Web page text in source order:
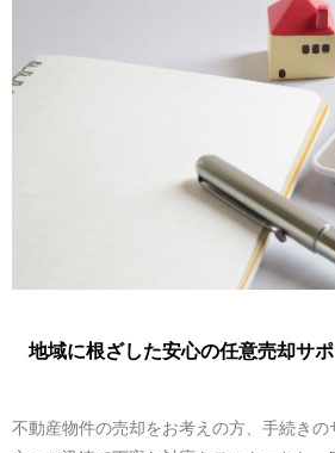
地域に根ざした安心の任意売却サ
不動産物件の売却をお考えの方、手続きの